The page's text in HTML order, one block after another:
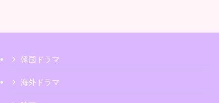
韓国ドラマ
海外ドラマ